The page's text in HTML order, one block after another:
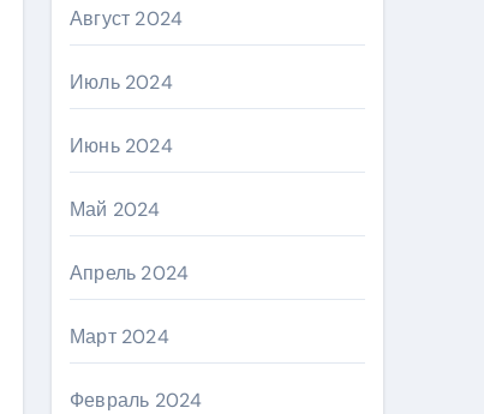
Август 2024
Июль 2024
Июнь 2024
Май 2024
Апрель 2024
Март 2024
Февраль 2024